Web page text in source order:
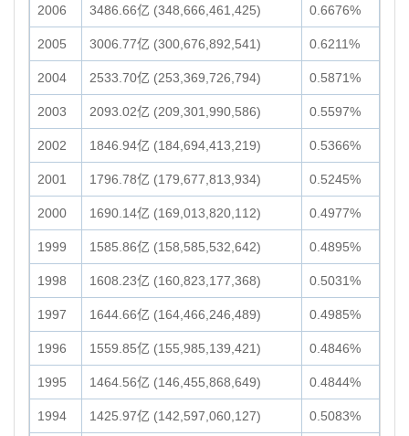
2006 3486.66亿 (348,666,461,425) 0.6676%
2005 3006.77亿 (300,676,892,541) 0.6211%
2004 2533.70亿 (253,369,726,794) 0.5871%
2003 2093.02亿 (209,301,990,586) 0.5597%
2002 1846.94亿 (184,694,413,219) 0.5366%
2001 1796.78亿 (179,677,813,934) 0.5245%
2000 1690.14亿 (169,013,820,112) 0.4977%
1999 1585.86亿 (158,585,532,642) 0.4895%
1998 1608.23亿 (160,823,177,368) 0.5031%
1997 1644.66亿 (164,466,246,489) 0.4985%
1996 1559.85亿 (155,985,139,421) 0.4846%
1995 1464.56亿 (146,455,868,649) 0.4844%
1994 1425.97亿 (142,597,060,127) 0.5083%